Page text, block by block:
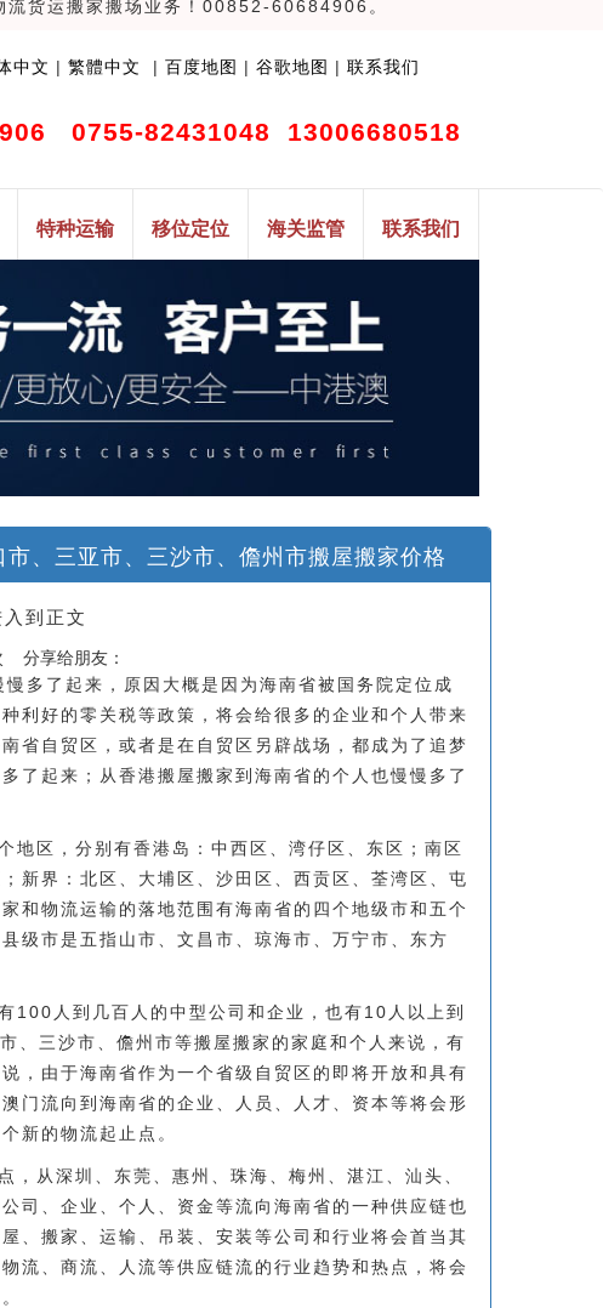
流货运搬家搬场业务！00852-60684906。
中文 | 繁體中文 | 百度地图 | 谷歌地图 | 联系我们
0755-82431048 13006680518
特种运输 移位定位 海关监管 联系我们
、三亚市、三沙市、儋州市搬屋搬家价格
到正文
享给朋友：
多了起来，原因大概是因为海南省被国务院定位成
利好的零关税等政策，将会给很多的企业和个人带来
省自贸区，或者是在自贸区另辟战场，都成为了追梦
了起来；从香港搬屋搬家到海南省的个人也慢慢多了
地区，分别有香港岛：中西区、湾仔区、东区；南区
新界：北区、大埔区、沙田区、西贡区、荃湾区、屯
和物流运输的落地范围有海南省的四个地级市和五个
级市是五指山市、文昌市、琼海市、万宁市、东方
100人到几百人的中型公司和企业，也有10人以上到
、三沙市、儋州市等搬屋搬家的家庭和个人来说，有
，由于海南省作为一个省级自贸区的即将开放和具有
门流向到海南省的企业、人员、人才、资本等将会形
新的物流起止点。
从深圳、东莞、惠州、珠海、梅州、湛江、汕头、
司、企业、个人、资金等流向海南省的一种供应链也
、搬家、运输、吊装、安装等公司和行业将会首当其
流、商流、人流等供应链流的行业趋势和热点，将会